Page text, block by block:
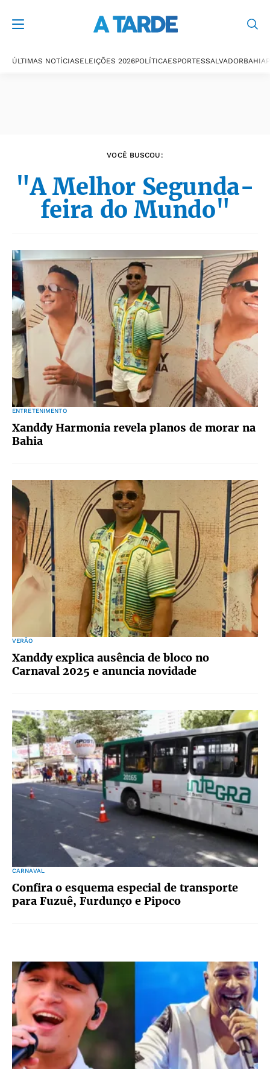
ÚLTIMAS NOTÍCIASELEIÇÕES 2026POLÍTICAESPORTESSALVADORBAHIA
VOCÊ BUSCOU:
"A Melhor Segunda-
feira do Mundo"
ENTRETENIMENTO
Xanddy Harmonia revela planos de morar na
Bahia
VERÃO
Xanddy explica ausência de bloco no
Carnaval 2025 e anuncia novidade
CARNAVAL
Confira o esquema especial de transporte
para Fuzuê, Furdunço e Pipoco